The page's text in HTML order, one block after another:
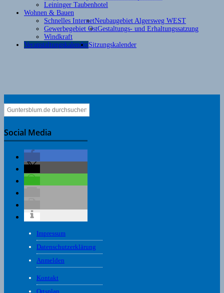
Leininger Taubenhotel
Wohnen & Bauen
Schnelles InternetNeubaugebiet Algersweg WEST
Gewerbegebiet OstGestaltungs- und Erhaltungssatzung
Windkraft
VeranstaltungskalenderSitzungskalender
Social Media
Impressum
Datenschutzerklärung
Anmelden
Kontakt
Ortsplan